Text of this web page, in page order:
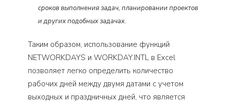
сроков выполнения задач, планировании проектов
и других подобных задачах.
Таким образом, использование функций
NETWORKDAYS и WORKDAY.INTL в Excel
позволяет легко определить количество
рабочих дней между двумя датами с учетом
выходных и праздничных дней, что является